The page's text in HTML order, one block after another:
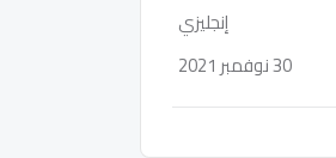
إنجليزي
30 نوفمبر 2021